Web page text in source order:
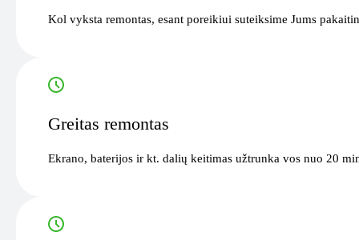
Kol vyksta remontas, esant poreikiui suteiksime Jums
Greitas remontas
Ekrano, baterijos ir kt. dalių keitimas užtrunka vos nuo 20